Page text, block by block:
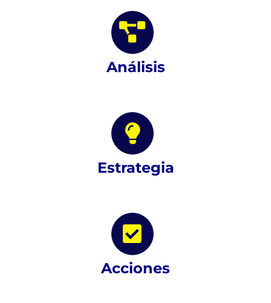
Análisis
Estrategia
Acciones